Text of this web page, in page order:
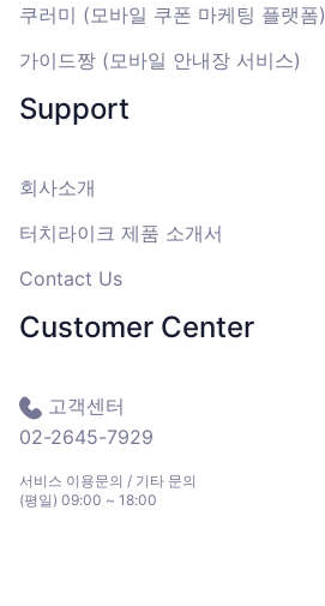
쿠러미 (모바일 쿠폰 마케팅 플랫폼)
가이드짱 (모바일 안내장 서비스)
Support
회사소개
터치라이크 제품 소개서
Contact Us
Customer Center
고객센터
02-2645-7929
서비스 이용문의 / 기타 문의
(평일) 09:00 ~ 18:00